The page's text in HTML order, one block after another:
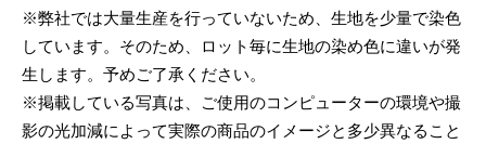
※弊社では大量生産を行っていないため、生地を少量で染色
しています。そのため、ロット毎に生地の染め色に違いが発
生します。予めご了承ください。
※掲載している写真は、ご使用のコンピューターの環境や撮
影の光加減によって実際の商品のイメージと多少異なること